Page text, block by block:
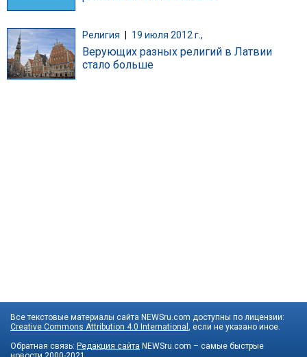
Религия 19 июля 2012 г.,
Верующих разных религий в Латвии
стало больше
Все текстовые материалы сайта NEWSru.com доступны по лицензии:
Creative Commons Attribution 4.0 International , если не указано иное.
Обратная связь: Редакция сайта NEWSru.com – самые быстрые